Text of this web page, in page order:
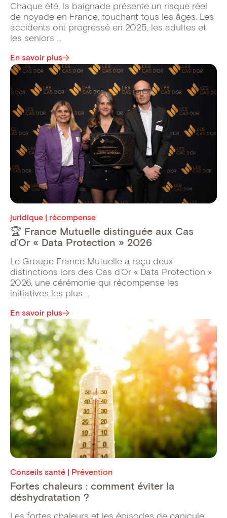
Chaque été, la baignade présente un risque réel
de noyade en France, touchant tous les âges. Les
accidents ont progressé en 2025, les adultes et
les seniors ...
En savoir plus
juridique | récompense
🏆 France Mutuelle distinguée aux Cas
d’Or « Data Protection » 2026
Le Groupe France Mutuelle a reçu deux
distinctions lors des Cas d’Or « Data Protection »
2026, une cérémonie qui récompense les
initiatives les plus ...
En savoir plus
Conseils santé | Prévention
Fortes chaleurs : comment éviter la
déshydratation ?